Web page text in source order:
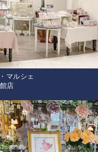
マルシェ
店